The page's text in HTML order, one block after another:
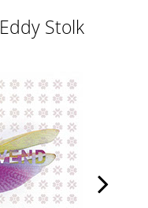
Eddy Stolk
